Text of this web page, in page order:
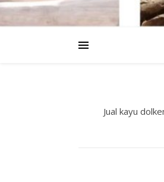
Jual kayu